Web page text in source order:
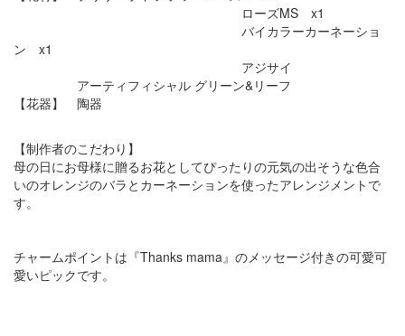
ローズMS x1
バイカラーカーネーショ
ン x1
アジサイ
アーティフィシャル グリーン&リーフ
【花器】 陶器
【制作者のこだわり】
母の日にお母様に贈るお花としてぴったりの元気の出そうな色合
いのオレンジのバラとカーネーションを使ったアレンジメントで
す。
チャームポイントは『Thanks mama』のメッセージ付きの可愛可
愛いピックです。